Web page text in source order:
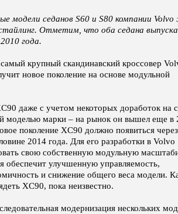
модели седанов S60 и S80 компании
Отметим, что оба седана
года.
крупный скандинавский кроссовер
новое поколение на основе модульной
даже с учетом некоторых доработок на
моделью марки – на рынок он вышел еще в
поколение XC90 должно появиться
2014 года. Для его разработки в Volvo
свою собственную модульную
обеспечит улучшенную управляемость,
и снижение общего веса модели.
XC90, пока неизвестно.
модернизация нескольких